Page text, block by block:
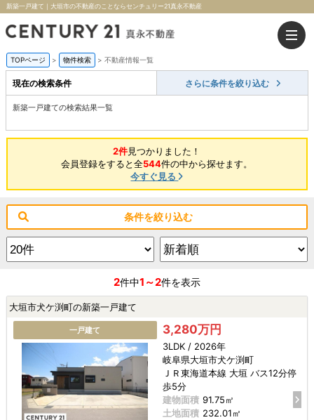
新築一戸建て｜大垣市の不動産のことならセンチュリー21真永不動産
TOPページ > 物件検索 > 不動産情報一覧
現在の検索条件 さらに条件を絞り込む
新築一戸建ての検索結果一覧
2件見つかりました！
会員登録をすると全544件の中から探せます。
今すぐ見る
条件を絞り込む
2件中1～2件を表示
大垣市犬ケ渕町の新築一戸建て
一戸建て 3,280万円
3LDK / 2026年
岐阜県大垣市犬ケ渕町
ＪＲ東海道本線 大垣 バス12分停
歩5分
建物面積 91.75㎡
土地面積 232.01㎡